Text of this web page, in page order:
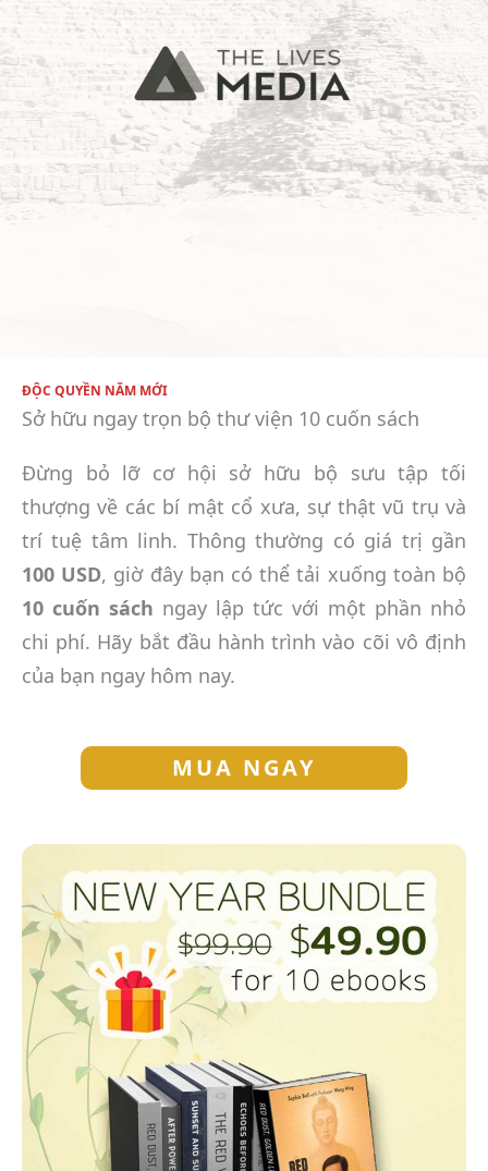
ĐỘC QUYỀN NĂM MỚI
Sở hữu ngay trọn bộ thư viện 10 cuốn sách
Đừng bỏ lỡ cơ hội sở hữu bộ sưu tập tối
thượng về các bí mật cổ xưa, sự thật vũ trụ và
trí tuệ tâm linh. Thông thường có giá trị gần
100 USD, giờ đây bạn có thể tải xuống toàn bộ
10 cuốn sách ngay lập tức với một phần nhỏ
chi phí. Hãy bắt đầu hành trình vào cõi vô định
của bạn ngay hôm nay.
MUA NGAY